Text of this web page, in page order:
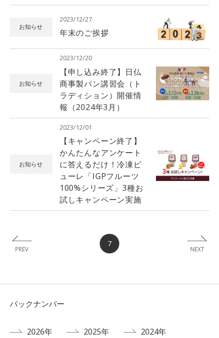
お知らせ
2023/12/27
年末のご挨拶
お知らせ
2023/12/20
【申し込み終了】日仏
商事製パン講習会（ト
ラディション）開催情
報（2024年3月）
お知らせ
2023/12/01
【キャンペーン終了】
かんたんなアンケート
に答えるだけ！冷凍ピ
ューレ「IGPフルーツ
100%シリーズ」3種お
試しキャンペーン実施
PREV
7
NEXT
バックナンバー
2026年 2025年 2024年